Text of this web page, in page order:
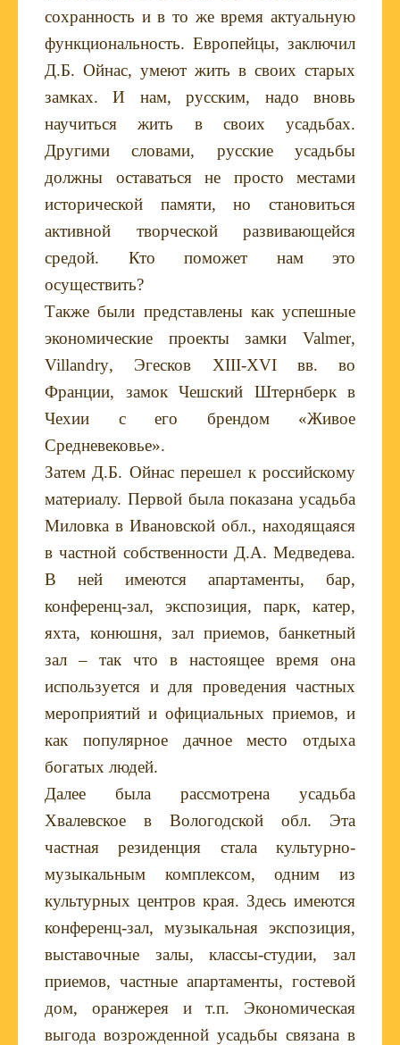
сохранность и в то же время актуальную
функциональность. Европейцы, заключил
Д.Б. Ойнас, умеют жить в своих старых
замках. И нам, русским, надо вновь
научиться жить в своих усадьбах.
Другими словами, русские усадьбы
должны оставаться не просто местами
исторической памяти, но становиться
активной творческой развивающейся
средой. Кто поможет нам это
осуществить?
Также были представлены как успешные
экономические проекты замки Valmer,
Villandry, Эгесков XIII-XVIвв. во
Франции, замок Чешский Штернберк в
Чехии с его брендом «Живое
Средневековье».
Затем Д.Б. Ойнас перешел к российскому
материалу. Первой была показана усадьба
Миловка в Ивановской обл., находящаяся
в частной собственности Д.А. Медведева.
В ней имеются апартаменты, бар,
конференц-зал, экспозиция, парк, катер,
яхта, конюшня, зал приемов, банкетный
зал – так что в настоящее время она
используется и для проведения частных
мероприятий и официальных приемов, и
как популярное дачное место отдыха
богатых людей.
Далее была рассмотрена усадьба
Хвалевское в Вологодской обл. Эта
частная резиденция стала культурно-
музыкальным комплексом, одним из
культурных центров края. Здесь имеются
конференц-зал, музыкальная экспозиция,
выставочные залы, классы-студии, зал
приемов, частные апартаменты, гостевой
дом, оранжерея и т.п. Экономическая
выгода возрожденной усадьбы связана в